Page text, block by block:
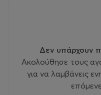
Δεν υπάρχουν
Ακολούθησε τους
για να λαμβάνεις